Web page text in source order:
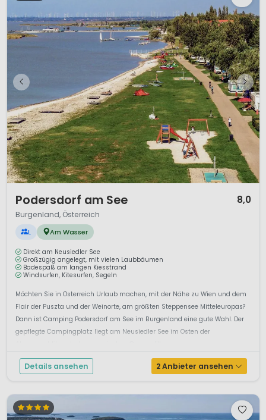
Podersdorf am See 8,0
Burgenland, Österreich
L Am Wasser
Direkt am Neusiedler See
Großzügig angelegt, mit vielen Laubbäumen
Badespaß am langen Kiesstrand
Windsurfen, Kitesurfen, Segeln
Möchten Sie in Österreich Urlaub machen, mit der Nähe zu Wien und dem
Flair der Puszta und der Weinorte, am größten Steppensee Mitteleuropas?
Dann ist Camping Podersdorf am See im Burgenland eine gute Wahl. Der
gepflegte Campingplatz liegt am Neusiedler See im Osten der
Details ansehen 2 Anbieter ansehen